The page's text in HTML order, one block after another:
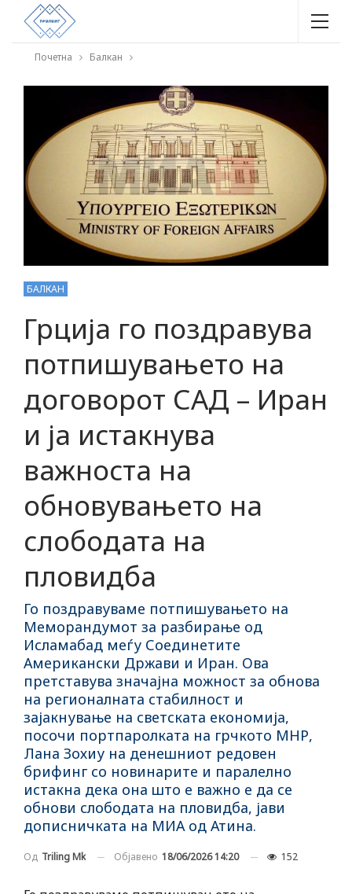
Почетна Балкан
БАЛКАН
Грција го поздравува
потпишувањето на
договорот САД – Иран
и ја истакнува
важноста на
обновувањето на
слободата на
пловидба
Го поздравуваме потпишувањето на
Меморандумот за разбирање од
Исламабад меѓу Соединетите
Американски Држави и Иран. Ова
претставува значајна можност за обнова
на регионалната стабилност и
зајакнување на светската економија,
посочи портпаролката на грчкото МНР,
Лана Зохиу на денешниот редовен
брифинг со новинарите и паралелно
истакна дека она што е важно е да се
обнови слободата на пловидба, јави
дописничката на МИА од Атина.
Од Triling Mk Објавено 18/06/2026 14:20 152